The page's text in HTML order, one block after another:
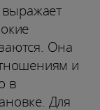
Она
и
в
Для